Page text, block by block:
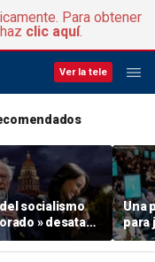
Para obtener
clic aquí.
Ver la tele
del socialismo
» desata
interna en el
Una
para
la